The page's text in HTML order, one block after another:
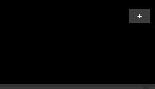
+